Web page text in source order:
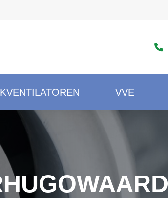
VVE